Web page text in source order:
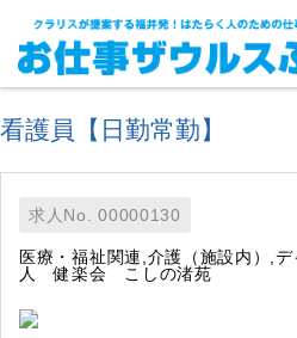
看護員【日勤常勤】
求人No. 00000130
医療・福祉関連,介護（施設内）,
人 健楽会 こしの渚苑